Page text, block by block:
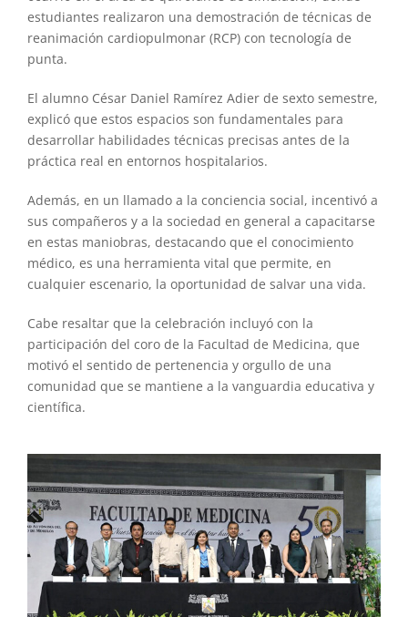
estudiantes realizaron una demostración de técnicas de
reanimación cardiopulmonar (RCP) con tecnología de
punta.
El alumno César Daniel Ramírez Adier de sexto semestre,
explicó que estos espacios son fundamentales para
desarrollar habilidades técnicas precisas antes de la
práctica real en entornos hospitalarios.
Además, en un llamado a la conciencia social, incentivó a
sus compañeros y a la sociedad en general a capacitarse
en estas maniobras, destacando que el conocimiento
médico, es una herramienta vital que permite, en
cualquier escenario, la oportunidad de salvar una vida.
Cabe resaltar que la celebración incluyó con la
participación del coro de la Facultad de Medicina, que
motivó el sentido de pertenencia y orgullo de una
comunidad que se mantiene a la vanguardia educativa y
científica.